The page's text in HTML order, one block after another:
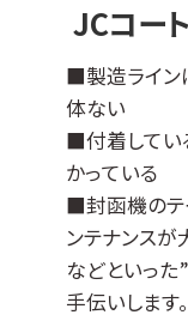
JCコー
■製造ライン
体ない
■付着してい
かっている
■封函機のテ
ンテナンスが
などといっ
手伝いします。